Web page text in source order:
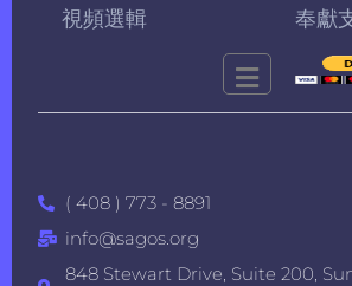
視頻選輯 奉獻
( 408 ) 773 - 8891
info@sagos.org
848 Stewart Drive, Suite 200,